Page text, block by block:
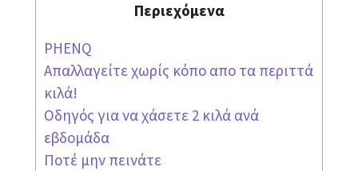
Περιεχόμενα
PHENQ
Απαλλαγείτε χωρίς κόπο απο τα περιττά
κιλά!
Οδηγός για να χάσετε 2 κιλά ανά
εβδομάδα
Ποτέ μην πεινάτε